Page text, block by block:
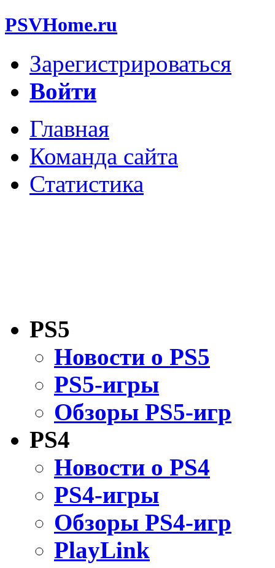
PSVHome.ru
Зарегистрироваться
Войти
Главная
Команда сайта
Статистика
PS5
Новости о PS5
PS5-игры
Обзоры PS5-игр
PS4
Новости о PS4
PS4-игры
Обзоры PS4-игр
PlayLink